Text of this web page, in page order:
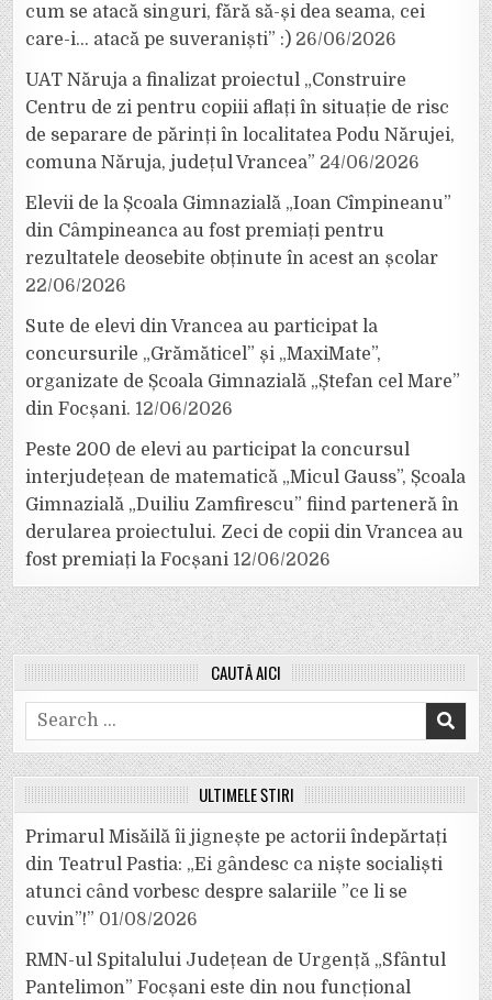
cum se atacă singuri, fără să-și dea seama, cei
care-i… atacă pe suveraniști” :) 26/06/2026
UAT Năruja a finalizat proiectul „Construire
Centru de zi pentru copiii aflați în situație de risc
de separare de părinți în localitatea Podu Nărujei,
comuna Năruja, județul Vrancea” 24/06/2026
Elevii de la Școala Gimnazială „Ioan Cîmpineanu”
din Câmpineanca au fost premiați pentru
rezultatele deosebite obținute în acest an școlar
22/06/2026
Sute de elevi din Vrancea au participat la
concursurile „Grămăticel” și „MaxiMate”,
organizate de Școala Gimnazială „Ștefan cel Mare”
din Focșani. 12/06/2026
Peste 200 de elevi au participat la concursul
interjudețean de matematică „Micul Gauss”, Școala
Gimnazială „Duiliu Zamfirescu” fiind parteneră în
derularea proiectului. Zeci de copii din Vrancea au
fost premiați la Focșani 12/06/2026
CAUTĂ AICI
Search
for:
ULTIMELE ȘTIRI
Primarul Misăilă îi jignește pe actorii îndepărtați
din Teatrul Pastia: „Ei gândesc ca niște socialiști
atunci când vorbesc despre salariile ”ce li se
cuvin”!” 01/08/2026
RMN-ul Spitalului Județean de Urgență „Sfântul
Pantelimon” Focșani este din nou funcțional